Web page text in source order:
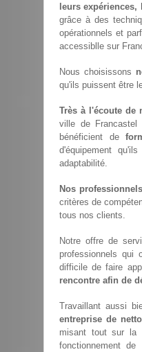
leurs
grâce à des
opérationnels et
accessiblle sur
Nous choisissons
qu'ils puissent être
Très à l'écoute de
ville de Francastel
bénéficient de
d'équipement
adaptabilité.
Nos
critères de
tous nos clients.
Notre offre de
professionnels qui
difficile de faire
rencontre afin de
Travaillant aussi
entreprise de
misant tout sur la
fonctionnement